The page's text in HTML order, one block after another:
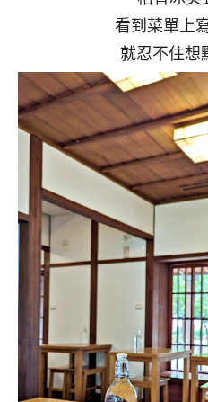
看到菜單上
就忍不住想